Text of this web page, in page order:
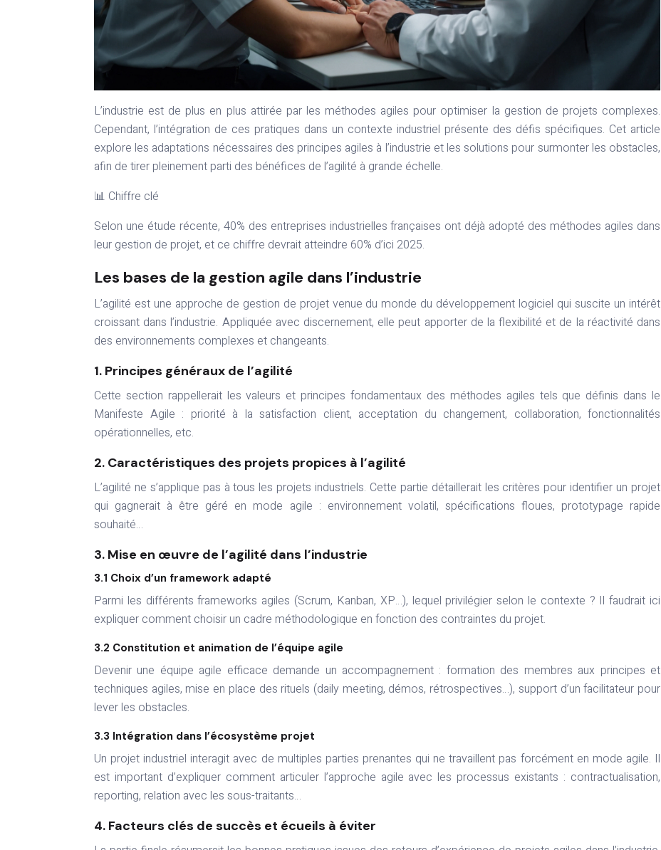
L’industrie est de plus en plus attirée par les méthodes agiles pour optimiser la gestion de projets complexes.
Cependant, l’intégration de ces pratiques dans un contexte industriel présente des défis spécifiques. Cet article
explore les adaptations nécessaires des principes agiles à l’industrie et les solutions pour surmonter les obstacles,
afin de tirer pleinement parti des bénéfices de l’agilité à grande échelle.
📊 Chiffre clé
Selon une étude récente, 40% des entreprises industrielles françaises ont déjà adopté des méthodes agiles dans
leur gestion de projet, et ce chiffre devrait atteindre 60% d’ici 2025.
Les bases de la gestion agile dans l’industrie
L’agilité est une approche de gestion de projet venue du monde du développement logiciel qui suscite un intérêt
croissant dans l’industrie. Appliquée avec discernement, elle peut apporter de la flexibilité et de la réactivité dans
des environnements complexes et changeants.
1. Principes généraux de l’agilité
Cette section rappellerait les valeurs et principes fondamentaux des méthodes agiles tels que définis dans le
Manifeste Agile : priorité à la satisfaction client, acceptation du changement, collaboration, fonctionnalités
opérationnelles, etc.
2. Caractéristiques des projets propices à l’agilité
L’agilité ne s’applique pas à tous les projets industriels. Cette partie détaillerait les critères pour identifier un projet
qui gagnerait à être géré en mode agile : environnement volatil, spécifications floues, prototypage rapide
souhaité…
3. Mise en œuvre de l’agilité dans l’industrie
3.1 Choix d’un framework adapté
Parmi les différents frameworks agiles (Scrum, Kanban, XP…), lequel privilégier selon le contexte ? Il faudrait ici
expliquer comment choisir un cadre méthodologique en fonction des contraintes du projet.
3.2 Constitution et animation de l’équipe agile
Devenir une équipe agile efficace demande un accompagnement : formation des membres aux principes et
techniques agiles, mise en place des rituels (daily meeting, démos, rétrospectives…), support d’un facilitateur pour
lever les obstacles.
3.3 Intégration dans l’écosystème projet
Un projet industriel interagit avec de multiples parties prenantes qui ne travaillent pas forcément en mode agile. Il
est important d’expliquer comment articuler l’approche agile avec les processus existants : contractualisation,
reporting, relation avec les sous-traitants…
4. Facteurs clés de succès et écueils à éviter